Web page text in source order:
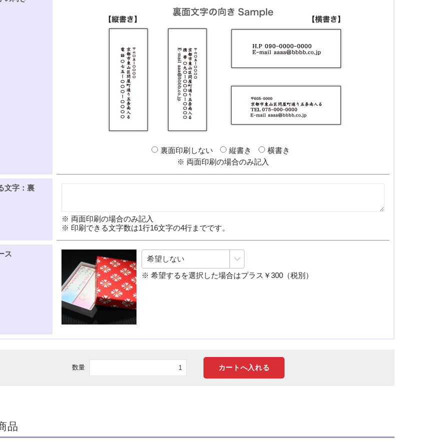
裏面印刷しない 縦書き
横書き
※ 両面印刷の場合のみ記入
文字：裏
※ 両面印刷の場合のみ記入
※ 印刷できる文字数は1行16文字の4行までです。
ス
※ 希望するを選択した場合はプラス￥300（税別）
数量
品